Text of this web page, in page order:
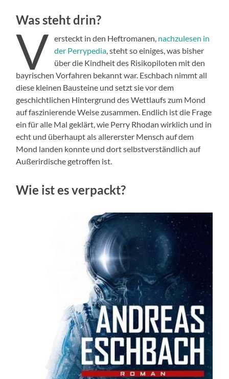
Was steht drin?
V ersteckt in den Heftromanen, nachzulesen in
der Perrypedia, steht so einiges, was bisher
über die Kindheit des Risikopiloten mit den
bayrischen Vorfahren bekannt war. Eschbach nimmt all
diese kleinen Bausteine und setzt sie vor dem
geschichtlichen Hintergrund des Wettlaufs zum Mond
auf faszinierende Weise zusammen. Endlich ist die Frage
ein für alle Mal geklärt, wie Perry Rhodan wirklich und in
echt und überhaupt als allererster Mensch auf dem
Mond landen konnte und dort selbstverständlich auf
Außerirdische getroffen ist.
Wie ist es verpackt?